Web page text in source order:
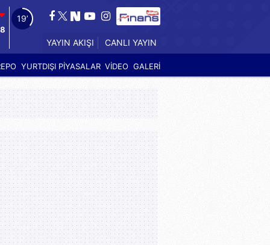
17’
YAYIN AKIŞI CANLI YAYIN
YURTDIŞI PİYASALAR VİDEO GALERİ